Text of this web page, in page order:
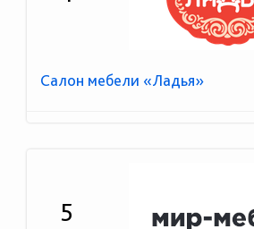
Салон мебели «Ладья»
5